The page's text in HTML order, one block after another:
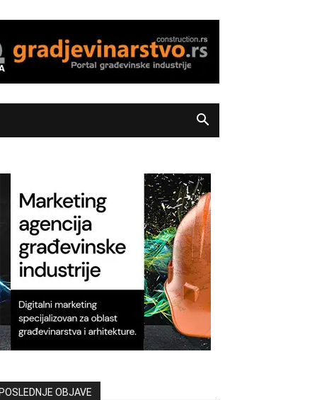
POSLEDNJE OBJAVE